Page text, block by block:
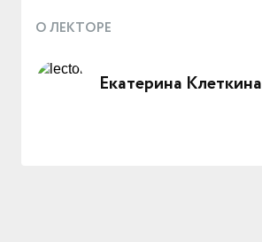
О ЛЕКТОРЕ
Екатерина Клеткина